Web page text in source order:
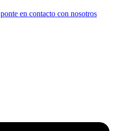
ponte en contacto con nosotros